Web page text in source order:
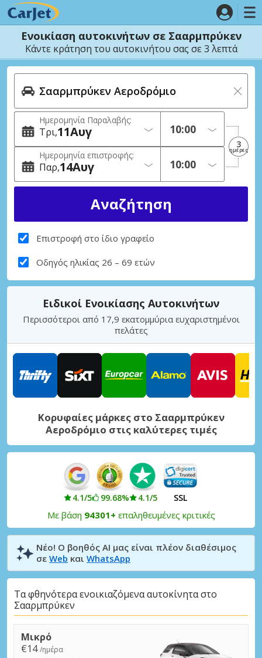
Ενοικίαση αυτοκινήτων σε Σααρμπρύκεν
Κάντε κράτηση του αυτοκινήτου σας σε 3 λεπτά
Ημερομηνία Παραλαβής:
Τρι 11Αυγ
Ημερομηνία επιστροφής:
Παρ 14Αυγ
3
ημέρες
Επιστροφή στο ίδιο γραφείο
Οδηγός ηλικίας 26 – 69 ετών
Ειδικοί Ενοικίασης Αυτοκινήτων
Περισσότεροι από 17,9 εκατομμύρια ευχαριστημένοι
πελάτες
Κορυφαίες μάρκες στο Σααρμπρύκεν
Αεροδρόμιο στις καλύτερες τιμές
4.1/5 99.68% 4.1/5 SSL
Με βάση 94301+ επαληθευμένες κριτικές
Νέο! Ο βοηθός AI μας είναι πλέον διαθέσιμος
σε Web και WhatsApp
Τα φθηνότερα ενοικιαζόμενα αυτοκίνητα στο
Σααρμπρύκεν
Μικρό
€14/ημέρα